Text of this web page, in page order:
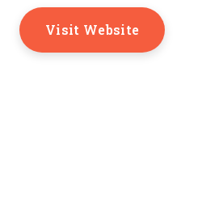
Visit Website